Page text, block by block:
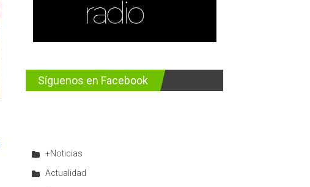
Síguenos en Facebook
+Noticias
Actualidad